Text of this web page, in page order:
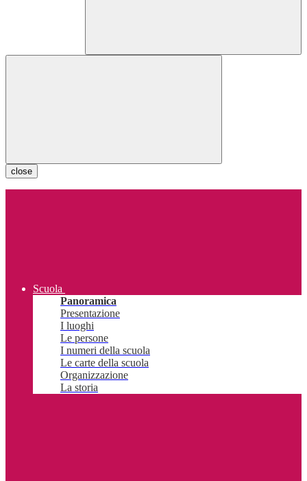
close
Scuola
Panoramica
Presentazione
I luoghi
Le persone
I numeri della scuola
Le carte della scuola
Organizzazione
La storia